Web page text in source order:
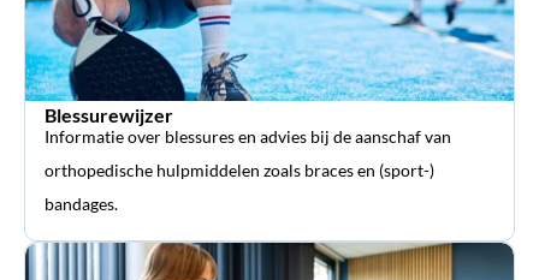
Blessurewijzer
Informatie over blessures en advies bij de aanschaf van
orthopedische hulpmiddelen zoals braces en (sport-)
bandages.